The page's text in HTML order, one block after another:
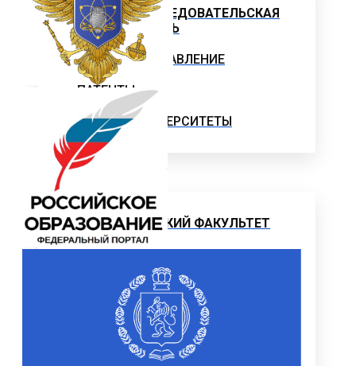
НАУЧНО-ИССЛЕДОВАТЕЛЬСКАЯ
ДЕЯТЕЛЬНОСТЬ
ОТДЕЛЫ И УПРАВЛЕНИЕ
ПАТЕНТЫ
НАУКА И УНИВЕРСИТЕТЫ
Институт
ЭКОНОМИЧЕСКИЙ ФАКУЛЬТЕТ
Деканат экономического факультета
Кафедра менеджмента
Кафедра прикладной математики и
информатики